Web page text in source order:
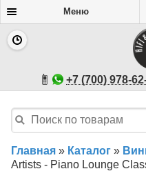
Меню
+7 (700) 978-
Главная » Каталог »
Artists - Piano Lounge